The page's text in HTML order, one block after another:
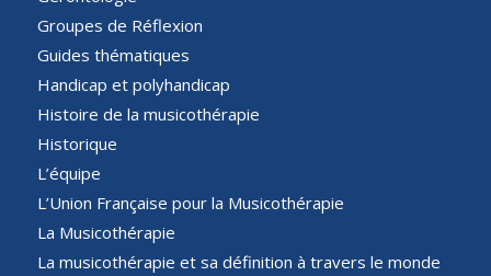
Groupes de Réflexion
Guides thématiques
Handicap et polyhandicap
Histoire de la musicothérapie
Historique
L’équipe
L’Union Française pour la Musicothérapie
La Musicothérapie
La musicothérapie et sa définition à travers le monde